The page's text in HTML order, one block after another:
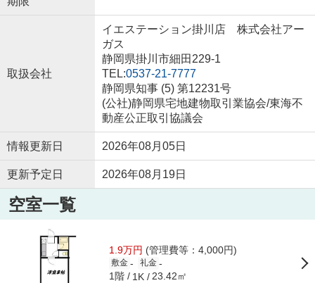
取扱会社
イエステーション掛川店 株式会社アー
ガス
静岡県掛川市細田229-1
TEL:0537-21-7777
静岡県知事 (5) 第12231号
(公社)静岡県宅地建物取引業協会/東海不
動産公正取引協議会
情報更新日 2026年08月05日
更新予定日 2026年08月19日
空室一覧
1.9万円 (管理費等：4,000円)
敷金 - 礼金 -
1階 1K 23.42㎡